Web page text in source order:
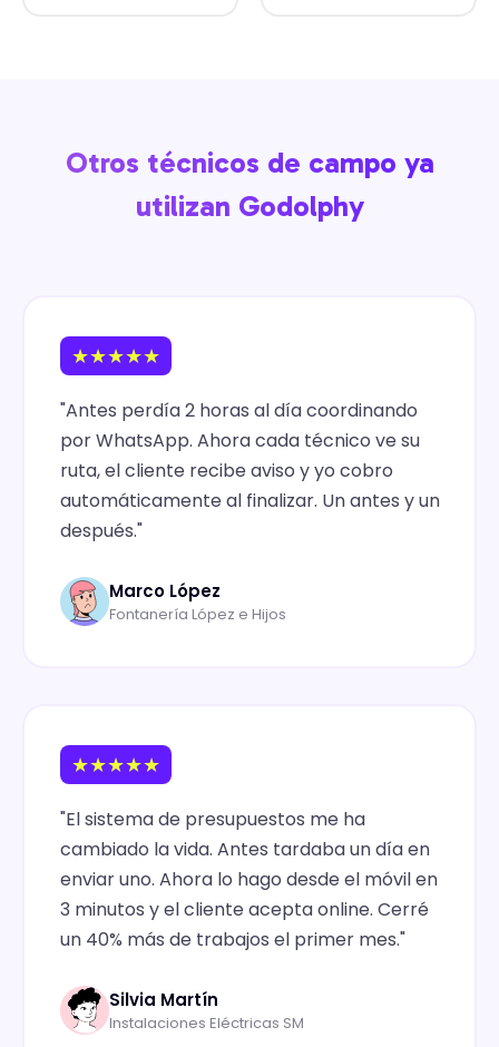
Otros técnicos de campo ya
utilizan Godolphy
★★★★★
"Antes perdía 2 horas al día coordinando
por WhatsApp. Ahora cada técnico ve su
ruta, el cliente recibe aviso y yo cobro
automáticamente al finalizar. Un antes y un
después."
Marco López
Fontanería López e Hijos
★★★★★
"El sistema de presupuestos me ha
cambiado la vida. Antes tardaba un día en
enviar uno. Ahora lo hago desde el móvil en
3 minutos y el cliente acepta online. Cerré
un 40% más de trabajos el primer mes."
Silvia Martín
Instalaciones Eléctricas SM